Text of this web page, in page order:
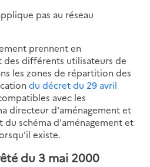
pas au réseau
prennent en
différents utilisateurs de
les zones de répartition des
du décret du 29 avril
avec les
directeur d'aménagement et
du schéma d'aménagement et
existe.
du 3 mai 2000